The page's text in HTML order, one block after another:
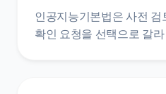
인공지능기본법은 사전
확인 요청을 선택으로 갈